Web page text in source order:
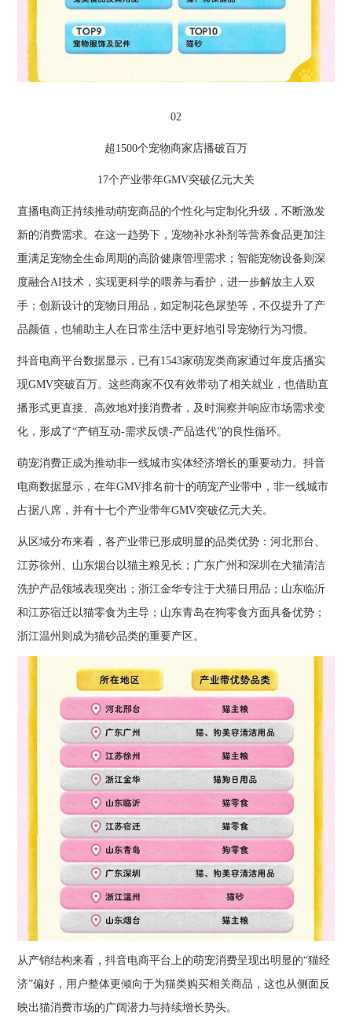
02
超1500个宠物商家店播破百万
17个产业带年GMV突破亿元大关
直播电商正持续推动萌宠商品的个性化与定制化升级，不断激发
新的消费需求。在这一趋势下，宠物补水补剂等营养食品更加注
重满足宠物全生命周期的高阶健康管理需求；智能宠物设备则深
度融合AI技术，实现更科学的喂养与看护，进一步解放主人双
手；创新设计的宠物日用品，如定制花色尿垫等，不仅提升了产
品颜值，也辅助主人在日常生活中更好地引导宠物行为习惯。
抖音电商平台数据显示，已有1543家萌宠类商家通过年度店播实
现GMV突破百万。这些商家不仅有效带动了相关就业，也借助直
播形式更直接、高效地对接消费者，及时洞察并响应市场需求变
化，形成了“产销互动-需求反馈-产品迭代”的良性循环。
萌宠消费正成为推动非一线城市实体经济增长的重要动力。抖音
电商数据显示，在年GMV排名前十的萌宠产业带中，非一线城市
占据八席，并有十七个产业带年GMV突破亿元大关。
从区域分布来看，各产业带已形成明显的品类优势：河北邢台、
江苏徐州、山东烟台以猫主粮见长；广东广州和深圳在犬猫清洁
洗护产品领域表现突出；浙江金华专注于犬猫日用品；山东临沂
和江苏宿迁以猫零食为主导；山东青岛在狗零食方面具备优势；
浙江温州则成为猫砂品类的重要产区。
从产销结构来看，抖音电商平台上的萌宠消费呈现出明显的“猫经
济”偏好，用户整体更倾向于为猫类购买相关商品，这也从侧面反
映出猫消费市场的广阔潜力与持续增长势头。